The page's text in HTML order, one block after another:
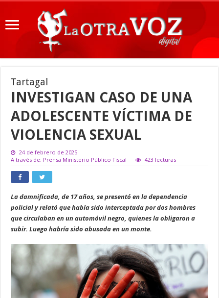
Tartagal
INVESTIGAN CASO DE UNA
ADOLESCENTE VÍCTIMA DE
VIOLENCIA SEXUAL
24 de febrero de 2025
A través de: Prensa Ministerio Público Fiscal
423 lecturas
La damnificada, de 17 años, se presentó en la dependencia
policial y relató que había sido interceptada por dos hombres
que circulaban en un automóvil negro, quienes la obligaron a
subir. Luego habría sido abusada en un monte.